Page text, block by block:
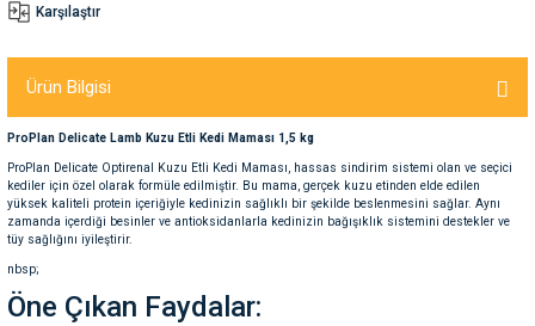
Temizlik
Kemikleri
Seyahat Ürünleri
Karşılaştır
Ürün Bilgisi
ProPlan Delicate Lamb Kuzu Etli Kedi Maması 1,5 kg
ProPlan Delicate Optirenal Kuzu Etli Kedi Maması, hassas sindirim sistemi olan ve seçici
kediler için özel olarak formüle edilmiştir. Bu mama, gerçek kuzu etinden elde edilen
yüksek kaliteli protein içeriğiyle kedinizin sağlıklı bir şekilde beslenmesini sağlar. Aynı
zamanda içerdiği besinler ve antioksidanlarla kedinizin bağışıklık sistemini destekler ve
tüy sağlığını iyileştirir.
nbsp;
Öne Çıkan Faydalar: